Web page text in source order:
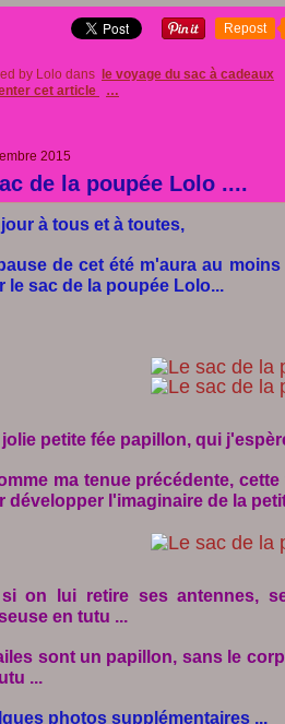
Repost
by Lolo dans
le voyage du sac à cadeaux
cet article
…
2015
de la poupée Lolo ....
à tous et à toutes,
de cet été m'aura au
le sac de la poupée Lolo...
petite fée papillon, qui
ma tenue précédente,
développer l'imaginaire de la
on lui retire ses antennes,
en tutu ...
sont un papillon, sans le
...
photos supplémentaires ...